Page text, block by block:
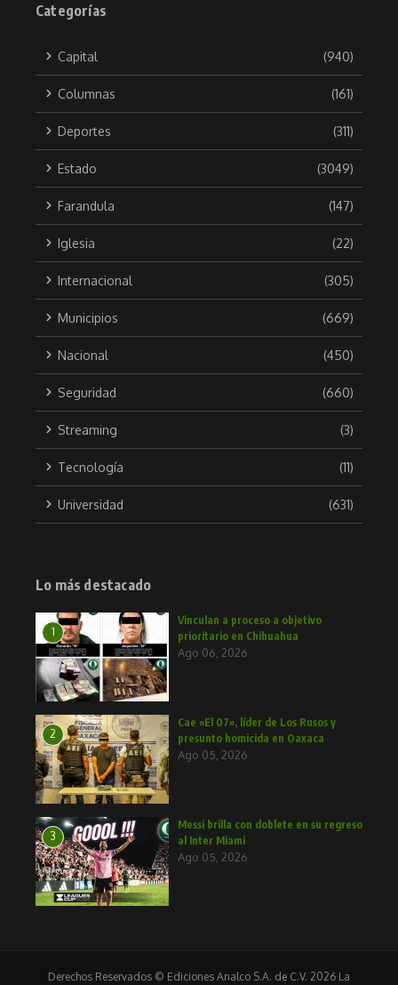
Categorías
Capital (940)
Columnas (161)
Deportes (311)
Estado (3049)
Farandula (147)
Iglesia (22)
Internacional (305)
Municipios (669)
Nacional (450)
Seguridad (660)
Streaming (3)
Tecnología (11)
Universidad (631)
Lo más destacado
1
Vinculan a proceso a objetivo
prioritario en Chihuahua
Ago 06, 2026
2
Cae «El 07», líder de Los Rusos y
presunto homicida en Oaxaca
Ago 05, 2026
3
Messi brilla con doblete en su regreso
al Inter Miami
Ago 05, 2026
Derechos Reservados © Ediciones Analco S.A. de C.V. 2026 La